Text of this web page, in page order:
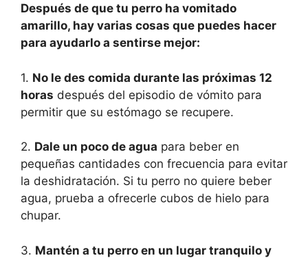
Después de que tu perro ha vomitado
amarillo, hay varias cosas que puedes hacer
para ayudarlo a sentirse mejor:
1. No le des comida durante las próximas 12
horas después del episodio de vómito para
permitir que su estómago se recupere.
2. Dale un poco de agua para beber en
pequeñas cantidades con frecuencia para evitar
la deshidratación. Si tu perro no quiere beber
agua, prueba a ofrecerle cubos de hielo para
chupar.
3. Mantén a tu perro en un lugar tranquilo y